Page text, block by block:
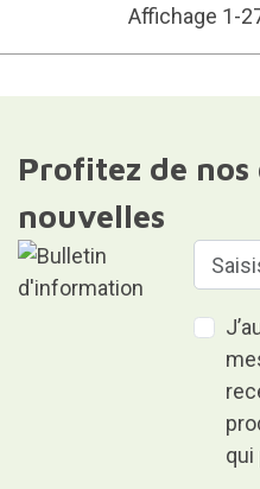
Affichage 1-
Profitez de
nouvelles
qui